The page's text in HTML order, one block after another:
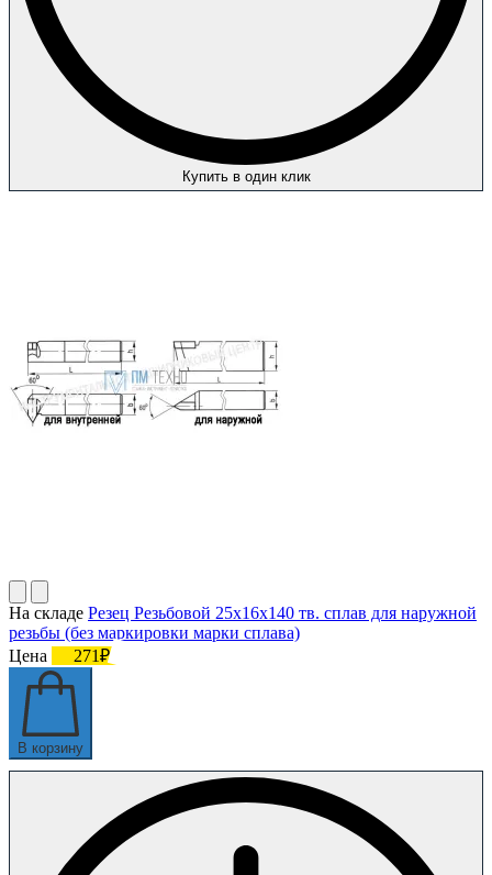
Купить в один клик
На складе Резец Резьбовой 25х16х140 тв. сплав для наружной
резьбы (без маркировки марки сплава)
Цена
271₽
В корзину